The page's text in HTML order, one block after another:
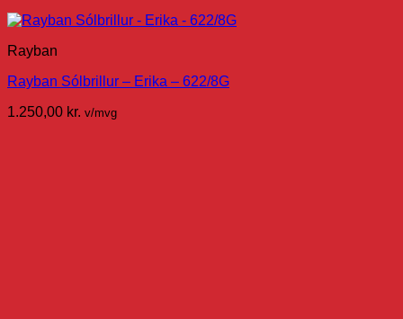
Rayban
Rayban Sólbrillur – Erika – 622/8G
1.250,00 kr. v/mvg